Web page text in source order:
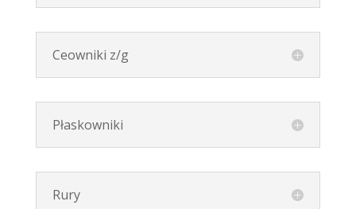
Ceowniki z/g
Płaskowniki
Rury